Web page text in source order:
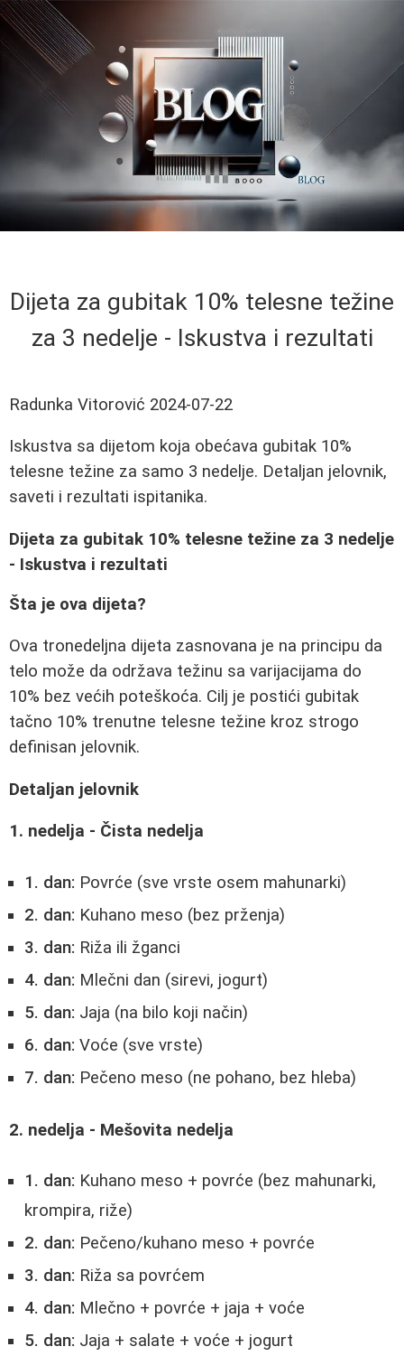
Dijeta za gubitak 10% telesne težine
za 3 nedelje - Iskustva i rezultati
Radunka Vitorović 2024-07-22
Iskustva sa dijetom koja obećava gubitak 10%
telesne težine za samo 3 nedelje. Detaljan jelovnik,
saveti i rezultati ispitanika.
Dijeta za gubitak 10% telesne težine za 3 nedelje
- Iskustva i rezultati
Šta je ova dijeta?
Ova tronedeljna dijeta zasnovana je na principu da
telo može da održava težinu sa varijacijama do
10% bez većih poteškoća. Cilj je postići gubitak
tačno 10% trenutne telesne težine kroz strogo
definisan jelovnik.
Detaljan jelovnik
1. nedelja - Čista nedelja
1. dan: Povrće (sve vrste osem mahunarki)
2. dan: Kuhano meso (bez prženja)
3. dan: Riža ili žganci
4. dan: Mlečni dan (sirevi, jogurt)
5. dan: Jaja (na bilo koji način)
6. dan: Voće (sve vrste)
7. dan: Pečeno meso (ne pohano, bez hleba)
2. nedelja - Mešovita nedelja
1. dan: Kuhano meso + povrće (bez mahunarki,
krompira, riže)
2. dan: Pečeno/kuhano meso + povrće
3. dan: Riža sa povrćem
4. dan: Mlečno + povrće + jaja + voće
5. dan: Jaja + salate + voće + jogurt